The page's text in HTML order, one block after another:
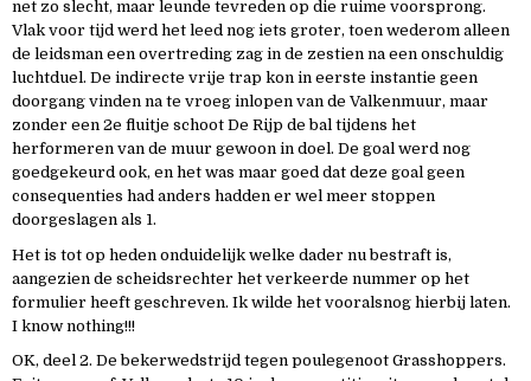
net zo slecht, maar leunde tevreden op die ruime voorsprong.
Vlak voor tijd werd het leed nog iets groter, toen wederom alleen
de leidsman een overtreding zag in de zestien na een onschuldig
luchtduel. De indirecte vrije trap kon in eerste instantie geen
doorgang vinden na te vroeg inlopen van de Valkenmuur, maar
zonder een 2e fluitje schoot De Rijp de bal tijdens het
herformeren van de muur gewoon in doel. De goal werd nog
goedgekeurd ook, en het was maar goed dat deze goal geen
consequenties had anders hadden er wel meer stoppen
doorgeslagen als 1.
Het is tot op heden onduidelijk welke dader nu bestraft is,
aangezien de scheidsrechter het verkeerde nummer op het
formulier heeft geschreven. Ik wilde het vooralsnog hierbij laten.
I know nothing!!!
OK, deel 2. De bekerwedstrijd tegen poulegenoot Grasshoppers.